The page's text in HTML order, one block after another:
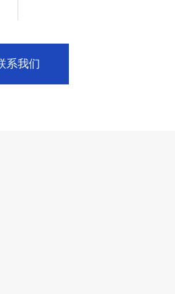
系我们